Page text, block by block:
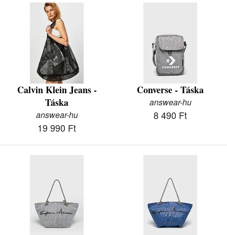
Calvin Klein Jeans -
Táska
answear-hu
19 990 Ft
Converse - Táska
answear-hu
8 490 Ft